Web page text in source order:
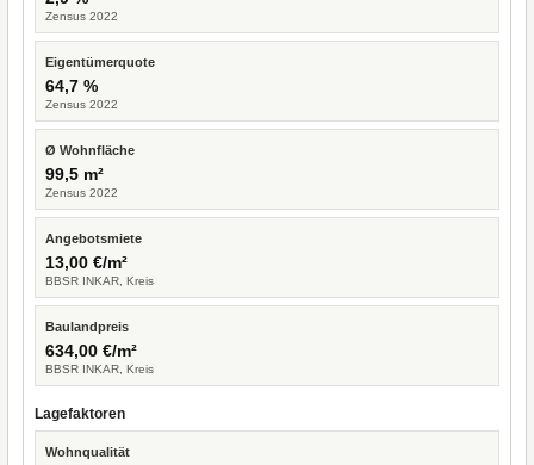
Zensus 2022
Eigentümerquote
64,7 %
Zensus 2022
Ø Wohnfläche
99,5 m²
Zensus 2022
Angebotsmiete
13,00 €/m²
BBSR INKAR, Kreis
Baulandpreis
634,00 €/m²
BBSR INKAR, Kreis
Lagefaktoren
Wohnqualität